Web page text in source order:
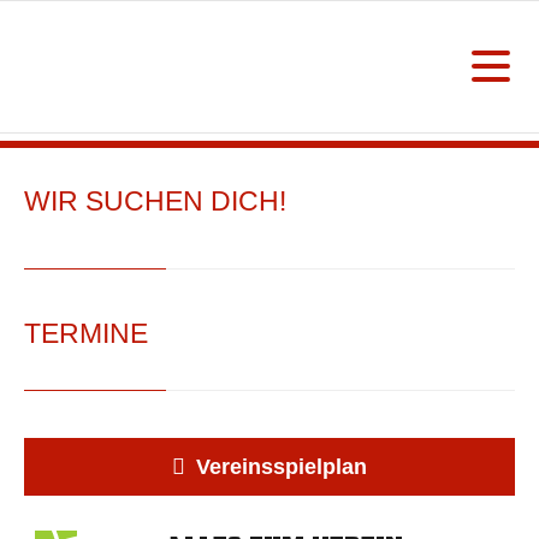
WIR SUCHEN DICH!
TERMINE
Vereinsspielplan